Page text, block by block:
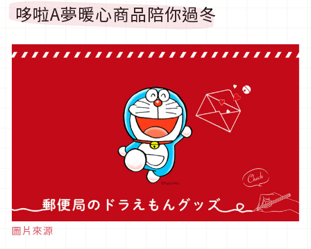
哆啦A夢暖心商品陪你過冬
圖片來源